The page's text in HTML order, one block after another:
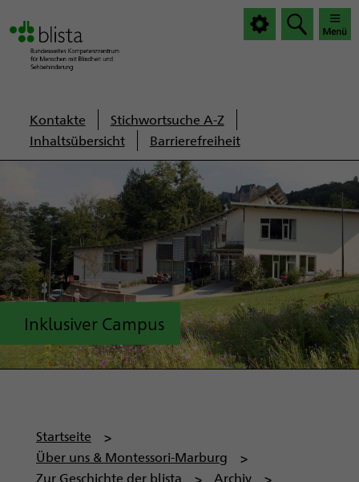
Servicenavigation
Kontakte
Stichwortsuche A-Z
Inhaltsübersicht
Barrierefreiheit
Inklusiver Campus
P
f
a
Startseite
Über uns & Montessori-Marburg
Zur Geschichte der blista
Archiv